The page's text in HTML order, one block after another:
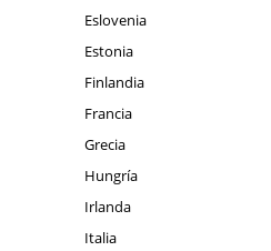
Eslovenia
Estonia
Finlandia
Francia
Grecia
Hungría
Irlanda
Italia